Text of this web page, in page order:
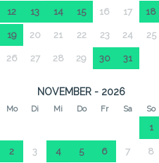
12 13 14 15 16 17 18
19 20 21 22 23 24 25
26 27 28 29 30 31
NOVEMBER - 2026
Mo Di Mi Do Fr Sa So
1
2 3 4 5 6 7 8